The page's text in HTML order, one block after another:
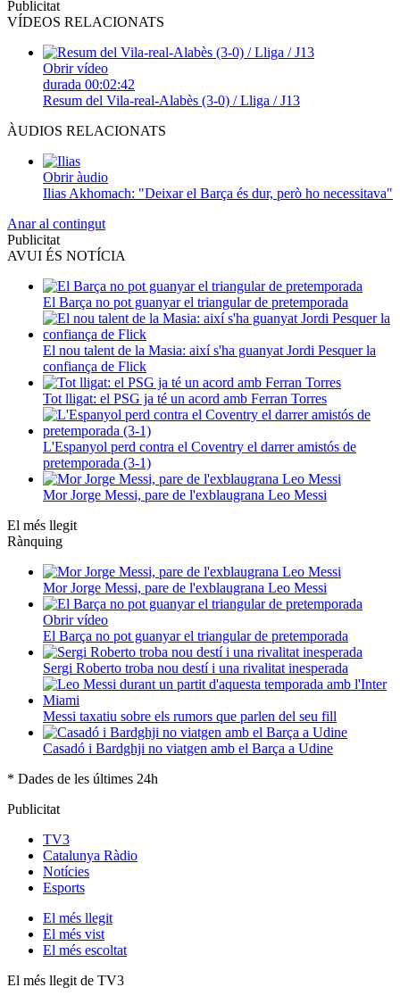
Publicitat
VÍDEOS RELACIONATS
Obrir vídeo
durada 00:02:42
Resum del Vila-real-Alabès (3-0) / Lliga / J13
ÀUDIOS RELACIONATS
Obrir àudio
Ilias Akhomach: "Deixar el Barça és dur, però ho necessitava"
Anar al contingut
Publicitat
AVUI ÉS NOTÍCIA
El Barça no pot guanyar el triangular de pretemporada
El nou talent de la Masia: així s'ha guanyat Jordi Pesquer la
confiança de Flick
Tot lligat: el PSG ja té un acord amb Ferran Torres
L'Espanyol perd contra el Coventry el darrer amistós de
pretemporada (3-1)
Mor Jorge Messi, pare de l'exblaugrana Leo Messi
El més llegit
Rànquing
Mor Jorge Messi, pare de l'exblaugrana Leo Messi
Obrir vídeo
El Barça no pot guanyar el triangular de pretemporada
Sergi Roberto troba nou destí i una rivalitat inesperada
Messi taxatiu sobre els rumors que parlen del seu fill
Casadó i Bardghji no viatgen amb el Barça a Udine
* Dades de les últimes 24h
Publicitat
TV3
Catalunya Ràdio
Notícies
Esports
El més llegit
El més vist
El més escoltat
El més llegit de TV3